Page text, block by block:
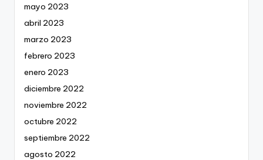
mayo 2023
abril 2023
marzo 2023
febrero 2023
enero 2023
diciembre 2022
noviembre 2022
octubre 2022
septiembre 2022
agosto 2022